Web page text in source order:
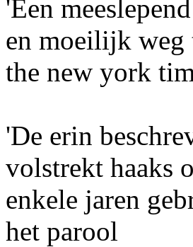
'Een
en moeilijk weg
the new york
'De erin
volstrekt haaks
enkele jaren
het parool